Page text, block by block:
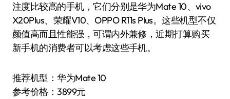
注度比较高的手机，它们分别是华为Mate 10、vivo
X20Plus、荣耀V10、OPPO R11s Plus。这些机型不仅
颜值高而且性能强，可谓内外兼修，近期打算购买
新手机的消费者可以考虑这些手机。
推荐机型：华为Mate 10
参考价格：3899元